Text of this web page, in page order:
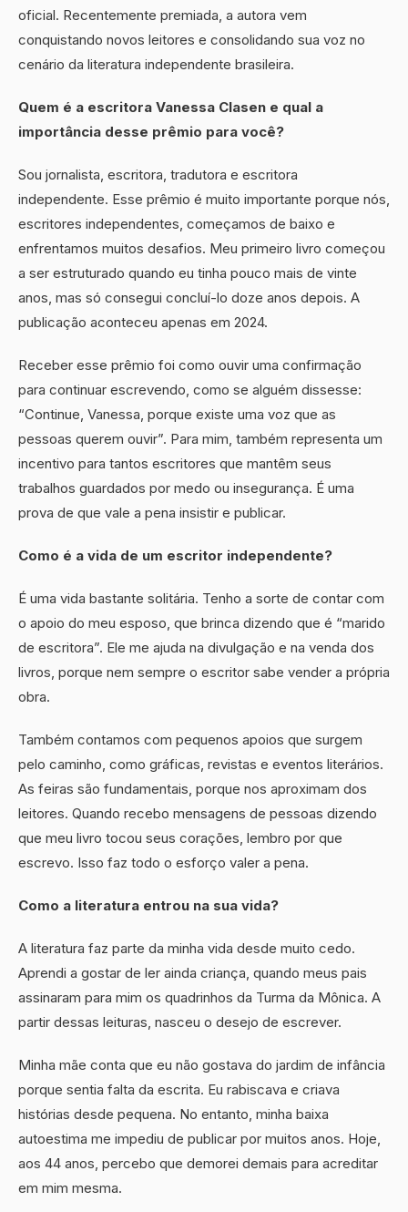
oficial. Recentemente premiada, a autora vem
conquistando novos leitores e consolidando sua voz no
cenário da literatura independente brasileira.
Quem é a escritora Vanessa Clasen e qual a
importância desse prêmio para você?
Sou jornalista, escritora, tradutora e escritora
independente. Esse prêmio é muito importante porque nós,
escritores independentes, começamos de baixo e
enfrentamos muitos desafios. Meu primeiro livro começou
a ser estruturado quando eu tinha pouco mais de vinte
anos, mas só consegui concluí-lo doze anos depois. A
publicação aconteceu apenas em 2024.
Receber esse prêmio foi como ouvir uma confirmação
para continuar escrevendo, como se alguém dissesse:
“Continue, Vanessa, porque existe uma voz que as
pessoas querem ouvir”. Para mim, também representa um
incentivo para tantos escritores que mantêm seus
trabalhos guardados por medo ou insegurança. É uma
prova de que vale a pena insistir e publicar.
Como é a vida de um escritor independente?
É uma vida bastante solitária. Tenho a sorte de contar com
o apoio do meu esposo, que brinca dizendo que é “marido
de escritora”. Ele me ajuda na divulgação e na venda dos
livros, porque nem sempre o escritor sabe vender a própria
obra.
Também contamos com pequenos apoios que surgem
pelo caminho, como gráficas, revistas e eventos literários.
As feiras são fundamentais, porque nos aproximam dos
leitores. Quando recebo mensagens de pessoas dizendo
que meu livro tocou seus corações, lembro por que
escrevo. Isso faz todo o esforço valer a pena.
Como a literatura entrou na sua vida?
A literatura faz parte da minha vida desde muito cedo.
Aprendi a gostar de ler ainda criança, quando meus pais
assinaram para mim os quadrinhos da Turma da Mônica. A
partir dessas leituras, nasceu o desejo de escrever.
Minha mãe conta que eu não gostava do jardim de infância
porque sentia falta da escrita. Eu rabiscava e criava
histórias desde pequena. No entanto, minha baixa
autoestima me impediu de publicar por muitos anos. Hoje,
aos 44 anos, percebo que demorei demais para acreditar
em mim mesma.